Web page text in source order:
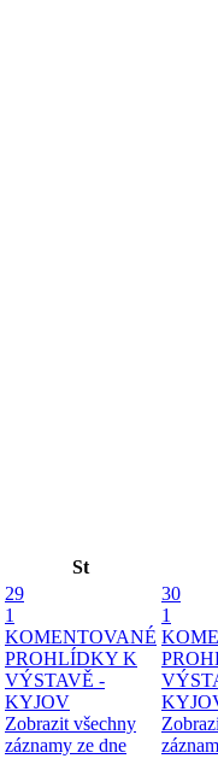
St
29
1
KOMENTOVANÉ
PROHLÍDKY K
VÝSTAVĚ -
KYJOV
Zobrazit všechny
záznamy ze dne
30
1